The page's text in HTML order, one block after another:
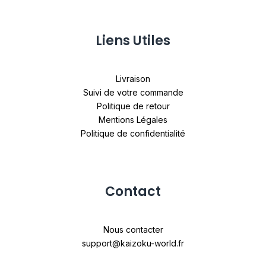
Liens Utiles
Livraison
Suivi de votre commande
Politique de retour
Mentions Légales
Politique de confidentialité
Contact
Nous contacter
support@kaizoku-world.fr